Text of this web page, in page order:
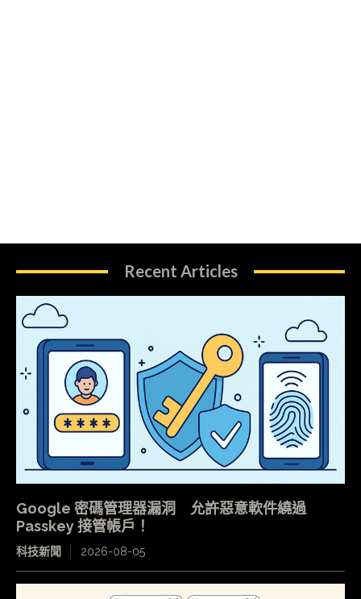
Recent Articles
Google 密碼管理器漏洞 允許惡意軟件繞過
Passkey 接管帳戶！
科技新聞 2026-08-05